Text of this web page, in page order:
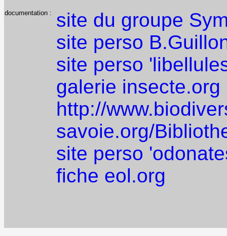
documentation :
site du groupe
site perso
site perso
galerie insecte.org
http://
savoie.org/
site perso
fiche eol.org